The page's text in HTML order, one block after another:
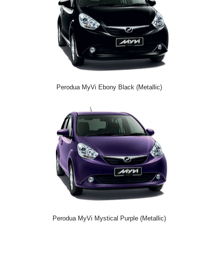
Perodua MyVi Ebony Black (Metallic)
Perodua MyVi Mystical Purple (Metallic)